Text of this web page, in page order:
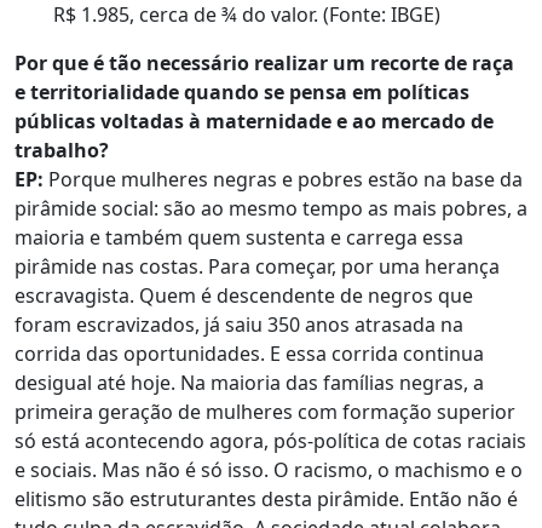
R$ 1.985, cerca de ¾ do valor. (Fonte: IBGE)
Por que é tão necessário realizar um recorte de raça
e territorialidade quando se pensa em políticas
públicas voltadas à maternidade e ao mercado de
trabalho?
EP: Porque mulheres negras e pobres estão na base da
pirâmide social: são ao mesmo tempo as mais pobres, a
maioria e também quem sustenta e carrega essa
pirâmide nas costas. Para começar, por uma herança
escravagista. Quem é descendente de negros que
foram escravizados, já saiu 350 anos atrasada na
corrida das oportunidades. E essa corrida continua
desigual até hoje. Na maioria das famílias negras, a
primeira geração de mulheres com formação superior
só está acontecendo agora, pós-política de cotas raciais
e sociais. Mas não é só isso. O racismo, o machismo e o
elitismo são estruturantes desta pirâmide. Então não é